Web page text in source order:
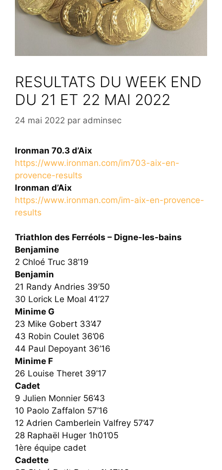
RESULTATS DU WEEK END
DU 21 ET 22 MAI 2022
24 mai 2022 par adminsec
Ironman 70.3 d’Aix
https://www.ironman.com/im703-aix-en-
provence-results
Ironman d’Aix
https://www.ironman.com/im-aix-en-provence-
results
Triathlon des Ferréols – Digne-les-bains
Benjamine
2 Chloé Truc 38’19
Benjamin
21 Randy Andries 39’50
30 Lorick Le Moal 41’27
Minime G
23 Mike Gobert 33’47
43 Robin Coulet 36’06
44 Paul Depoyant 36’16
Minime F
26 Louise Theret 39’17
Cadet
9 Julien Monnier 56’43
10 Paolo Zaffalon 57’16
12 Adrien Camberlein Valfrey 57’47
28 Raphaël Huger 1h01’05
1ère équipe cadet
Cadette